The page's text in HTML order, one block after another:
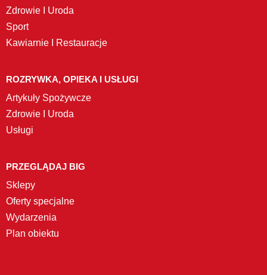
Zdrowie I Uroda
Sport
Kawiarnie I Restauracje
ROZRYWKA, OPIEKA I USŁUGI
Artykuły Spożywcze
Zdrowie I Uroda
Usługi
PRZEGLĄDAJ BIG
Sklepy
Oferty specjalne
Wydarzenia
Plan obiektu